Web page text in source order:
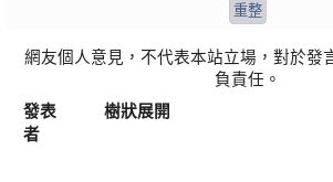
網友個人意見，不代表本站立場，對於發
負責任。
發表
者
樹狀展開